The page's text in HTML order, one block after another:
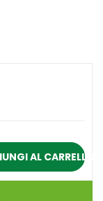
AL CARRELLO